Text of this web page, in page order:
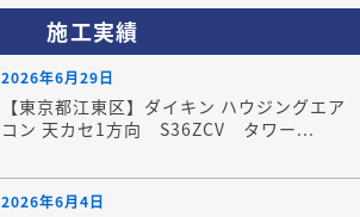
施工実績
2026年6月29日
【東京都江東区】ダイキン ハウジングエア
コン 天カセ1方向 S36ZCV タワー...
2026年6月4日